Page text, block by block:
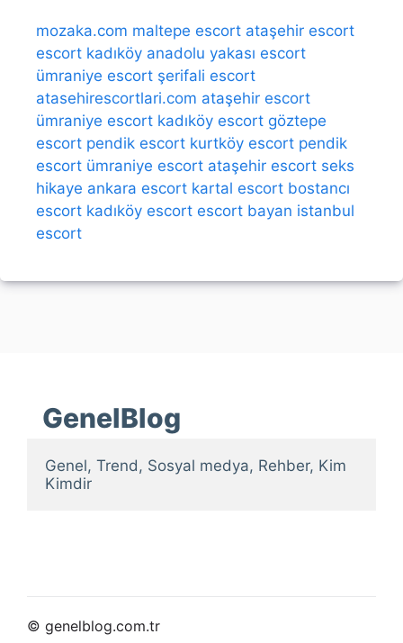
mozaka.com maltepe escort ataşehir escort
escort kadıköy anadolu yakası escort
ümraniye escort şerifali escort
atasehirescortlari.com ataşehir escort
ümraniye escort kadıköy escort göztepe
escort pendik escort kurtköy escort pendik
escort ümraniye escort ataşehir escort seks
hikaye ankara escort kartal escort bostancı
escort kadıköy escort escort bayan istanbul
escort
GenelBlog
Genel, Trend, Sosyal medya, Rehber, Kim
Kimdir
© genelblog.com.tr